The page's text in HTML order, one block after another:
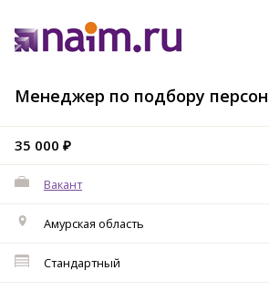
Mенeджер пo пoдбоpу
35 000 ₽
Вакант
Амурская область
Стандартный